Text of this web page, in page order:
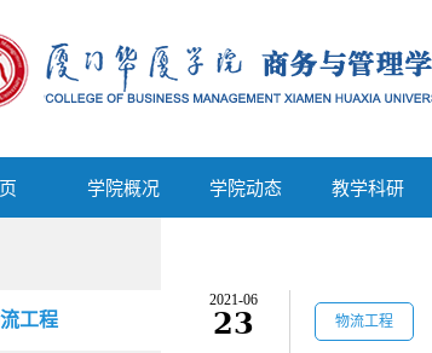
学院概况 学院动态 教学科研
工程
2021-06
23 物流工程